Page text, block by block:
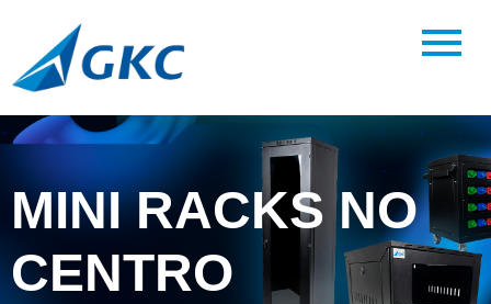
MINI RACKS NO
CENTRO